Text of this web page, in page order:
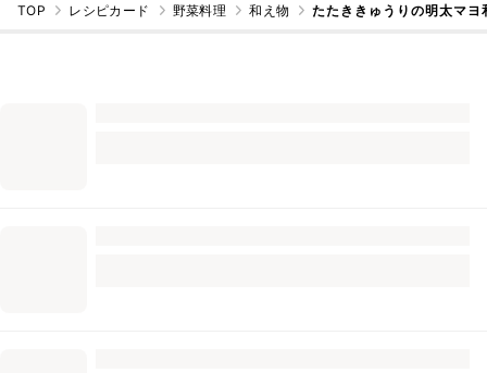
TOP レシピカード 野菜料理 和え物 たたききゅうりの明太マ